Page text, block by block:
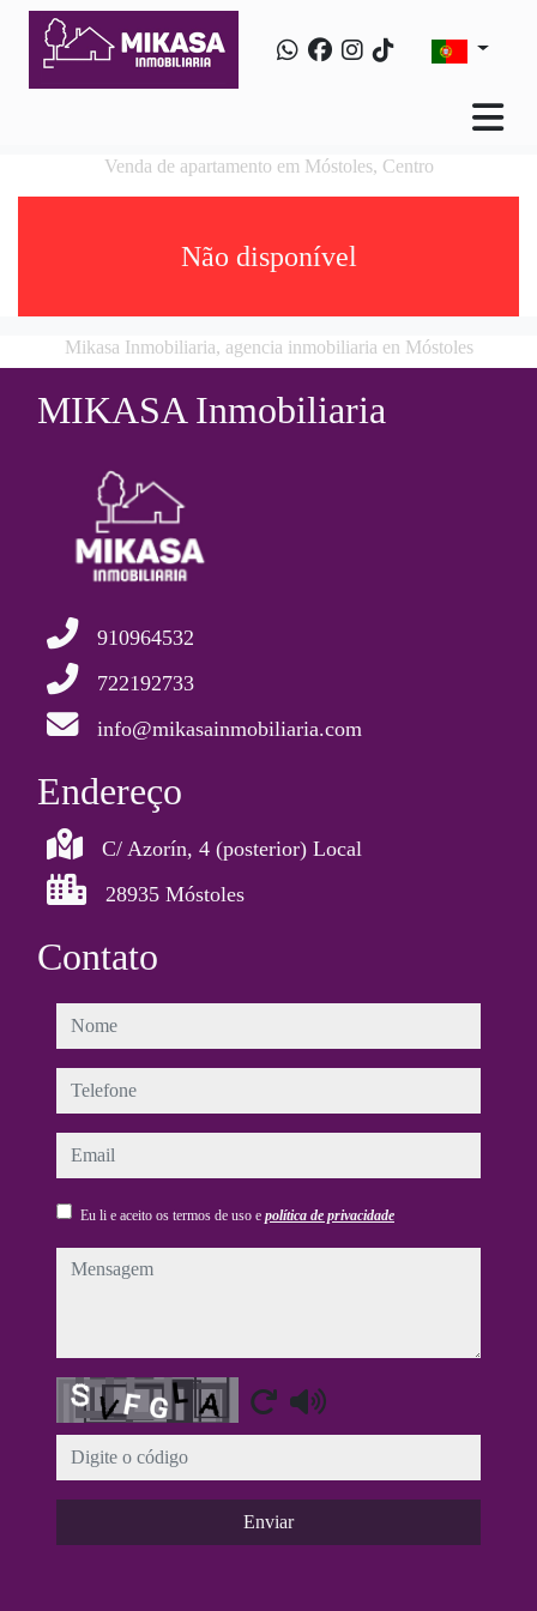
Venda de apartamento em Móstoles, Centro
Não disponível
Mikasa Inmobiliaria, agencia inmobiliaria en Móstoles
MIKASA Inmobiliaria
910964532
722192733
info@mikasainmobiliaria.com
Endereço
C/ Azorín, 4 (posterior) Local
28935 Móstoles
Contato
nome
telefone
email
Eu li e aceito os termos de uso e política de privacidade
mensagem
Captcha
Enviar